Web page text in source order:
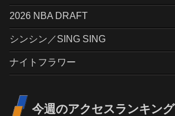
2026 NBA DRAFT
シンシン／SING SING
ナイトフラワー
今週のアクセスランキング